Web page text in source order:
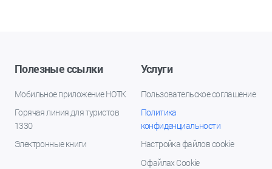
Полезные ссылки
Мобильное приложение НОТК
Горячая линия для туристов
1330
Электронные книги
Услуги
Пользовательское соглашение
Политика
конфиденциальности
Настройка файлов cookie
О файлах Cookie